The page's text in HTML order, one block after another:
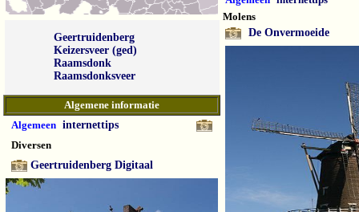
Geertruidenberg
Keizersveer (ged)
Raamsdonk
Raamsdonksveer
Algemene informatie
Algemeen internettips
Diversen
Geertruidenberg Digitaal
Molens
De Onvermoeide